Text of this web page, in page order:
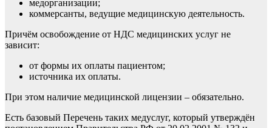
медорганизации;
коммерсанты, ведущие медицинскую деятельность.
Причём освобождение от НДС медицинских услуг не
зависит:
от формы их оплаты пациентом;
источника их оплаты.
При этом наличие медицинской лицензии – обязательно.
Есть базовый Перечень таких медуслуг, который утверждён